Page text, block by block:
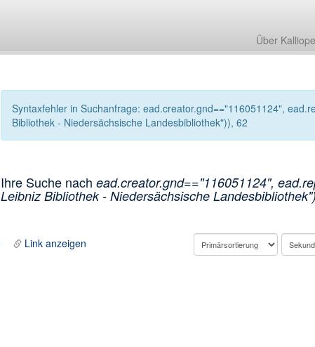
Über Kalliope
Syntaxfehler in Suchanfrage: ead.creator.gnd=="116051124",
Bibliothek - Niedersächsische Landesbibliothek")), 62
Ihre Suche nach ead.creator.gnd=="116051124",
Leibniz Bibliothek - Niedersächsische
Link anzeigen